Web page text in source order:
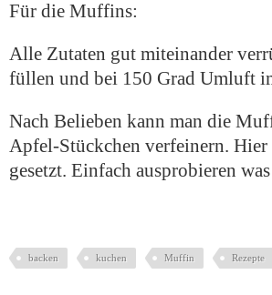
Für die Muffins:
Alle Zutaten gut miteinander
füllen und bei 150 Grad Umluft
Nach Belieben kann man die
Apfel-Stückchen verfeinern.
gesetzt. Einfach ausprobieren
backen kuchen Muffin Rezepte